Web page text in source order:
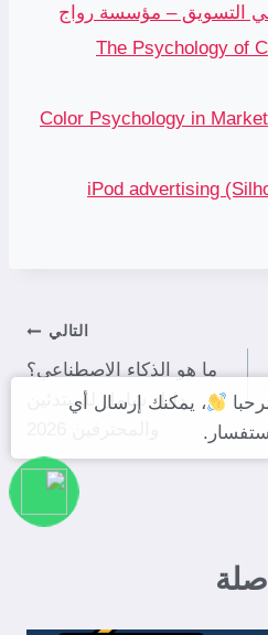
في التسويق – مؤسسة رواج
The Psychology of
Color Psychology in
iPod advertising
التالي
ما هو الذكاء الاصطناعي؟
دليل شامل للمبتدئين
، يمكنك إرسال أي
استفسار.